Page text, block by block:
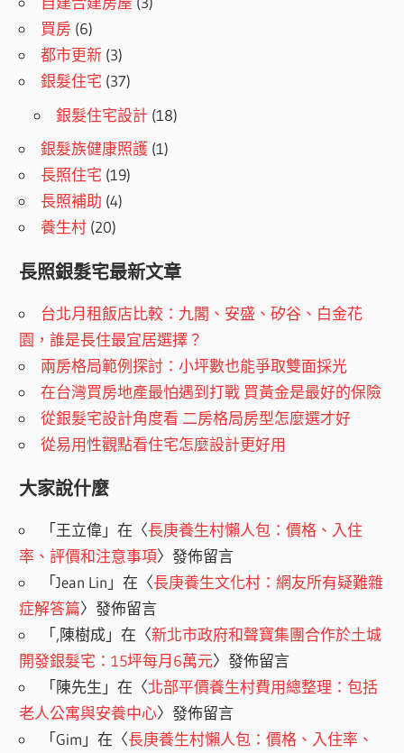
買房 (6)
都市更新 (3)
銀髮住宅 (37)
銀髮住宅設計 (18)
銀髮族健康照護 (1)
長照住宅 (19)
長照補助 (4)
養生村 (20)
長照銀髮宅最新文章
台北月租飯店比較：九閣、安盛、矽谷、白金花
園，誰是長住最宜居選擇？
兩房格局範例探討：小坪數也能爭取雙面採光
在台灣買房地產最怕遇到打戰 買黃金是最好的保險
從銀髮宅設計角度看 二房格局房型怎麼選才好
從易用性觀點看住宅怎麼設計更好用
大家說什麼
「王立偉」在〈長庚養生村懶人包：價格、入住
率、評價和注意事項〉發佈留言
「Jean Lin 」在〈長庚養生文化村：網友所有疑難雜
症解答篇〉發佈留言
「,陳樹成」在〈新北市政府和聲寶集團合作於土城
開發銀髮宅：15坪每月6萬元〉發佈留言
「陳先生 」在〈北部平價養生村費用總整理：包括
老人公寓與安養中心〉發佈留言
「Gim 」在〈長庚養生村懶人包：價格、入住率、